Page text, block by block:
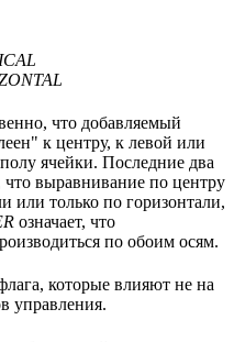
что добавляемый
к центру, к левой или
ячейки. Последние два
что выравнивание по центру
или только по горизонтали,
означает, что
по обоим осям.
которые влияют не на
управления.